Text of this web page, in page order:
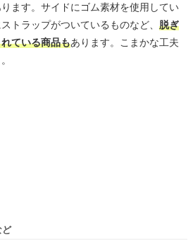
ます。サイドにゴム素材を使用してい
トラップがついているものなど、 脱ぎ
ている商品もあります。こまかな工夫
ど